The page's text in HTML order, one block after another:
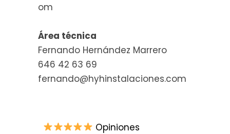
om
Área técnica
Fernando Hernández Marrero
646 42 63 69
fernando@hyhinstalaciones.com
Opiniones